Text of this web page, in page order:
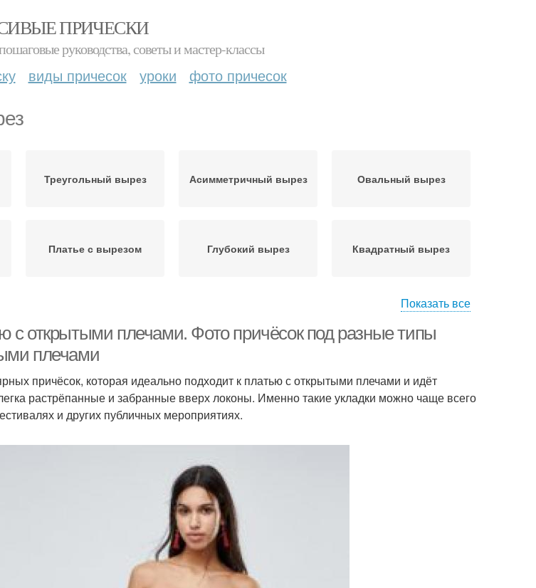
ПРИЧЕСКИ
руководства, советы и мастер-классы
виды причесок уроки фото причесок
Треугольный вырез Асимметричный вырез Овальный вырез
Платье с вырезом Глубокий вырез Квадратный вырез
Показать все
с открытыми плечами. Фото причёсок под разные типы
плечами
причёсок, которая идеально подходит к платью с открытыми плечами и идёт
растрёпанные и забранные вверх локоны. Именно такие укладки можно чаще всего
и других публичных мероприятиях.